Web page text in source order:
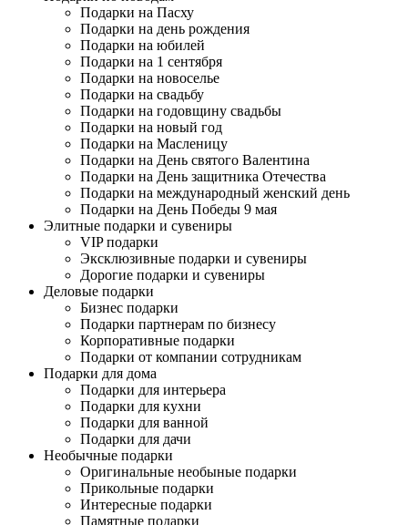
Подарки на Пасху
Подарки на день рождения
Подарки на юбилей
Подарки на 1 сентября
Подарки на новоселье
Подарки на свадьбу
Подарки на годовщину свадьбы
Подарки на новый год
Подарки на Масленицу
Подарки на День святого Валентина
Подарки на День защитника Отечества
Подарки на международный женский день
Подарки на День Победы 9 мая
Элитные подарки и сувениры
VIP подарки
Эксклюзивные подарки и сувениры
Дорогие подарки и сувениры
Деловые подарки
Бизнес подарки
Подарки партнерам по бизнесу
Корпоративные подарки
Подарки от компании сотрудникам
Подарки для дома
Подарки для интерьера
Подарки для кухни
Подарки для ванной
Подарки для дачи
Необычные подарки
Оригинальные необыные подарки
Прикольные подарки
Интересные подарки
Памятные подарки